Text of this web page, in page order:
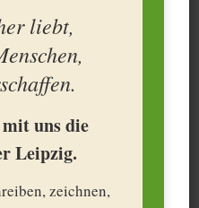
liebt,
uns die
Leipzig.
zeichnen,